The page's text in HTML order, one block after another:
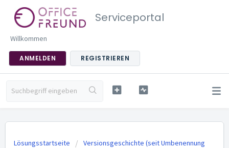
Serviceportal
Willkommen
ANMELDEN REGISTRIEREN
Lösungsstartseite
Versionsgeschichte (seit Umbenennung